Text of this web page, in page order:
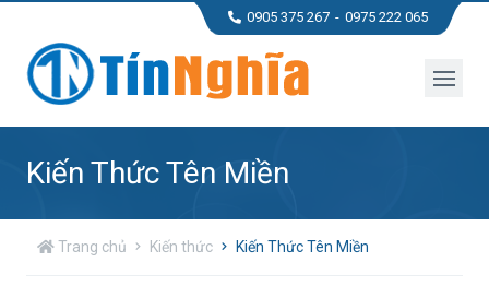
0905 375 267 0975 222 065
Kiến Thức Tên Miền
Trang chủ Kiến thức Kiến Thức Tên Miền